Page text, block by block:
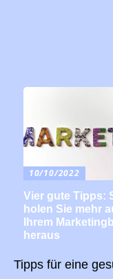
10/10/2022
Vier gute Tipps:
holen Sie mehr
Ihrem
heraus
Tipps für eine